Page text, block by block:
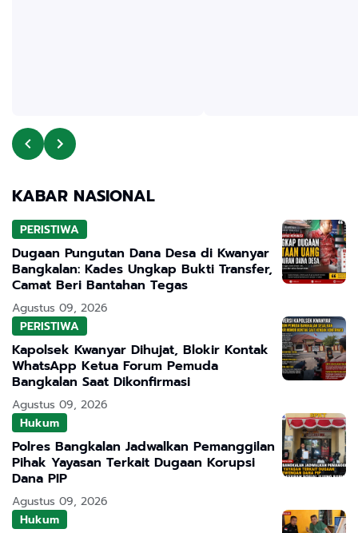
KABAR NASIONAL
PERISTIWA
Dugaan Pungutan Dana Desa di Kwanyar
Bangkalan: Kades Ungkap Bukti Transfer,
Camat Beri Bantahan Tegas
Agustus 09, 2026
PERISTIWA
Kapolsek Kwanyar Dihujat, Blokir Kontak
WhatsApp Ketua Forum Pemuda
Bangkalan Saat Dikonfirmasi
Agustus 09, 2026
Hukum
Polres Bangkalan Jadwalkan Pemanggilan
Pihak Yayasan Terkait Dugaan Korupsi
Dana PIP
Agustus 09, 2026
Hukum